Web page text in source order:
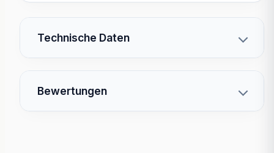
Technische Daten
Bewertungen